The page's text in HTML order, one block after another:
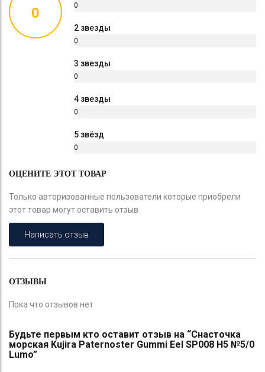
0
0
2 звезды
0
3 звезды
0
4 звезды
0
5 звёзд
0
ОЦЕНИТЕ ЭТОТ ТОВАР
Только авторизованные пользователи которые приобрели
этот товар могут оставить отзыв
Написать отзыв
ОТЗЫВЫ
Пока что отзывов нет
Будьте первым кто оставит отзыв на “Снасточка
морская Kujira Paternoster Gummi Eel SP008 H5 №5/0
Lumo”